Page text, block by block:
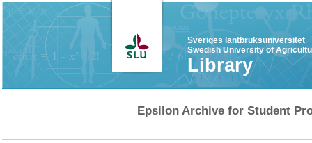
Sveriges lantbruksuniversitet
Swedish University of
Library
Epsilon Archive for Student